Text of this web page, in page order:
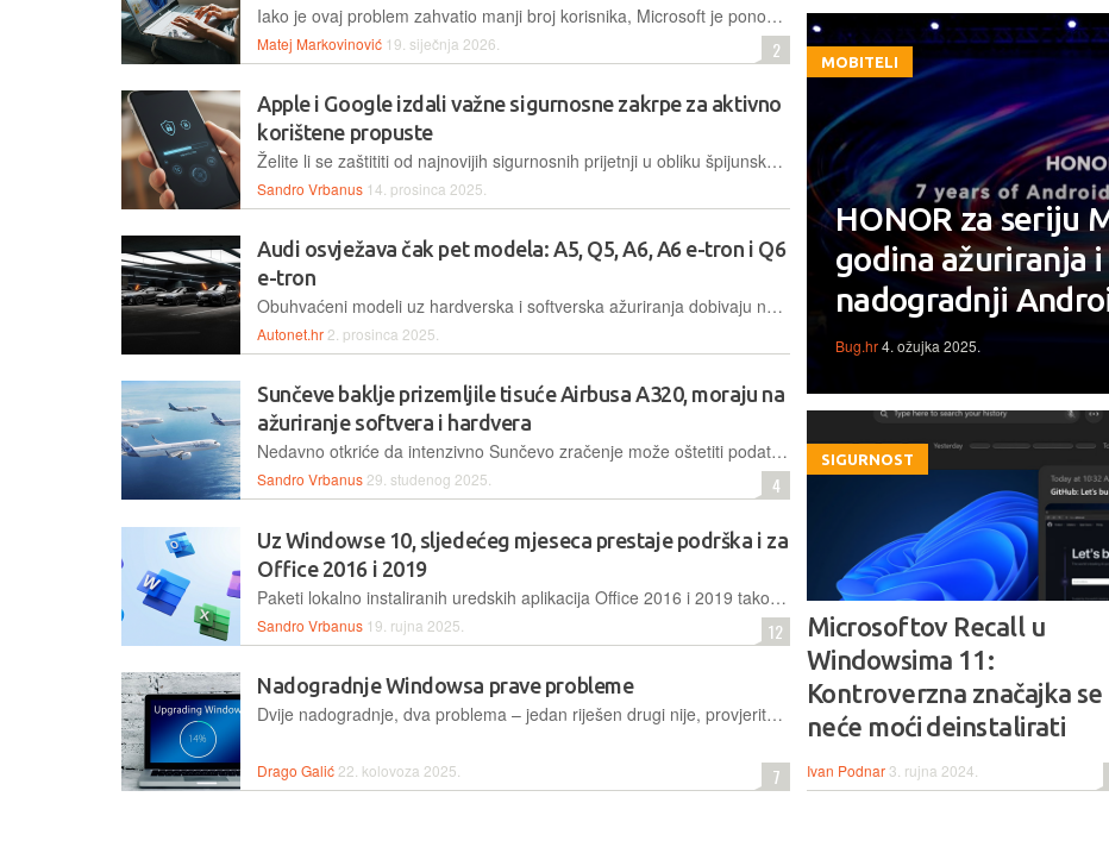
Iako je ovaj problem zahvatio manji broj korisnika, Microsoft je ponovno bio prisiljen reagirati hitnom zakrpom
Matej Markovinović 19. siječnja 2026. 2
Apple i Google izdali važne sigurnosne zakrpe za aktivno
korištene propuste
Želite li se zaštititi od najnovijih sigurnosnih prijetnji u obliku špijunskog i sličnog malicioznog softvera, bilo bi dobro posegnuti za ažuriranjem Chromea i, koristite li ga, iOS-a
Sandro Vrbanus 14. prosinca 2025.
Audi osvježava čak pet modela: A5, Q5, A6, A6 e-tron i Q6
e-tron
Obuhvaćeni modeli uz hardverska i softverska ažuriranja dobivaju napredne značajke, uključujući poboljšanu dinamiku vožnje, pametnija svjetla i integraciju umjetne inteligencije
Autonet.hr 2. prosinca 2025.
Sunčeve baklje prizemljile tisuće Airbusa A320, moraju na
ažuriranje softvera i hardvera
Nedavno otkriće da intenzivno Sunčevo zračenje može oštetiti podatke u računalima za upravljanje letom dovelo je do hitnih mjera regulatora i obveznih softverskih nadogradnji Airbusa na globalnoj razini
Sandro Vrbanus 29. studenog 2025. 4
Uz Windowse 10, sljedećeg mjeseca prestaje podrška i za
Office 2016 i 2019
Paketi lokalno instaliranih uredskih aplikacija Office 2016 i 2019 također se približavaju kraju podrške, no bit će ih moguće normalno nastaviti koristiti, uz prihvaćanje sigurnosnih rizika koje to nosi
Sandro Vrbanus 19. rujna 2025. 12
Nadogradnje Windowsa prave probleme
Dvije nadogradnje, dva problema – jedan riješen drugi nije, provjerite koji vas pogađa
Drago Galić 22. kolovoza 2025. 7
MOBITELI
HONOR za seriju
godina ažuriranja
nadogradnji
Bug.hr4. ožujka 2025.
SIGURNOST
Microsoftov Recall u
Windowsima 11:
Kontroverzna značajka se
neće moći deinstalirati
Ivan Podnar 3. rujna 2024.